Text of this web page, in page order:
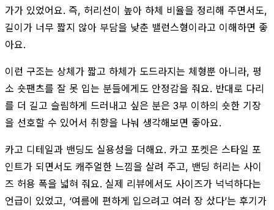
가가 있었어요. 즉, 허리선이 높아 하체 비율을 정리해 주면서도,
길이가 너무 짧지 않아 부담을 낮춘 밸런스형이라고 이해하면 좋
아요.
이런 구조는 상체가 짧고 하체가 도드라지는 체형뿐 아니라, 평
소 숏팬츠를 잘 못 입는 분들에게도 안정감을 줘요. 반대로 다리
를 더 길고 슬림하게 드러내고 싶은 분은 3부 이하의 숏한 기장
을 선호할 수 있어서 취향을 나눠 생각해보면 좋아요.
카고 디테일과 밴딩도 실용성을 더해요. 카고 포켓은 스타일 포
인트가 되면서도 캐주얼한 느낌을 살려 주고, 밴딩 허리는 사이
즈 허용 폭을 넓혀 줘요. 실제 리뷰에서도 사이즈가 넉넉하다는
언급이 있었고, ‘여름에 편하게 입으려고 여러 장 샀다’는 후기가